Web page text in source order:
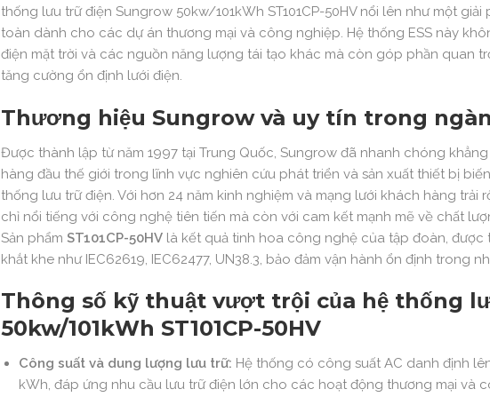
thống lưu trữ điện Sungrow 50kw/101kWh ST101CP-50HV nổi lên như một
toàn dành cho các dự án thương mại và công nghiệp. Hệ thống ESS này
điện mặt trời và các nguồn năng lượng tái tạo khác mà còn góp phần quan
tăng cường ổn định lưới điện.
Thương hiệu Sungrow và uy tín trong
Được thành lập từ năm 1997 tại Trung Quốc, Sungrow đã nhanh chóng
hàng đầu thế giới trong lĩnh vực nghiên cứu phát triển và sản xuất thiết bị
thống lưu trữ điện. Với hơn 24 năm kinh nghiệm và mạng lưới khách hàng trải
chỉ nổi tiếng với công nghệ tiên tiến mà còn với cam kết mạnh mẽ về chất
Sản phẩm ST101CP-50HV là kết quả tinh hoa công nghệ của tập đoàn,
khắt khe như IEC62619, IEC62477, UN38.3, bảo đảm vận hành ổn định trong
Thông số kỹ thuật vượt trội của hệ thống
50kw/101kWh ST101CP-50HV
Công suất và dung lượng lưu trữ: Hệ thống có công suất AC danh định
kWh, đáp ứng nhu cầu lưu trữ điện lớn cho các hoạt động thương mại và